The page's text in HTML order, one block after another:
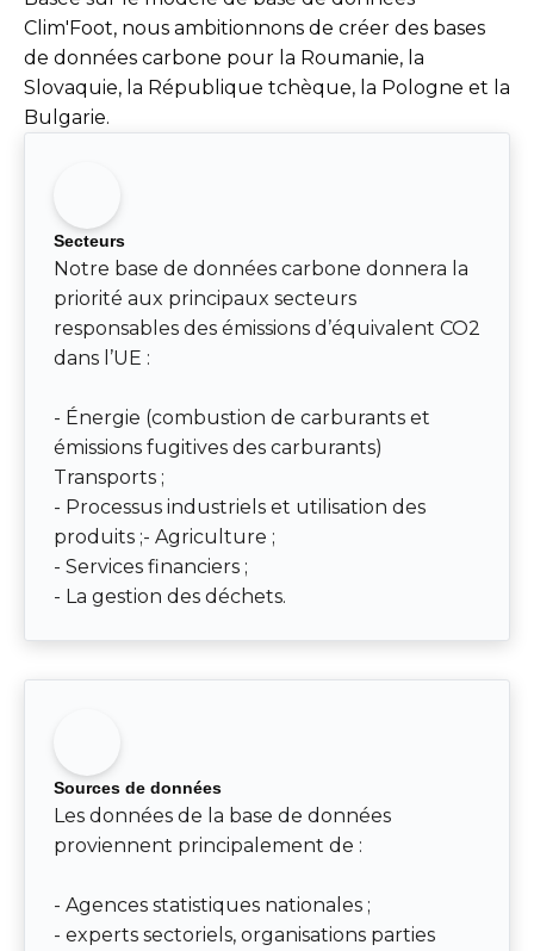
Clim'Foot, nous ambitionnons de créer des bases
de données carbone pour la Roumanie, la
Slovaquie, la République tchèque, la Pologne et la
Bulgarie.
Secteurs
Notre base de données carbone donnera la
priorité aux principaux secteurs
responsables des émissions d’équivalent CO2
dans l’UE :
- Énergie (combustion de carburants et
émissions fugitives des carburants)
Transports ;
- Processus industriels et utilisation des
produits ;- Agriculture ;
- Services financiers ;
- La gestion des déchets.
Sources de données
Les données de la base de données
proviennent principalement de :
- Agences statistiques nationales ;
- experts sectoriels, organisations parties